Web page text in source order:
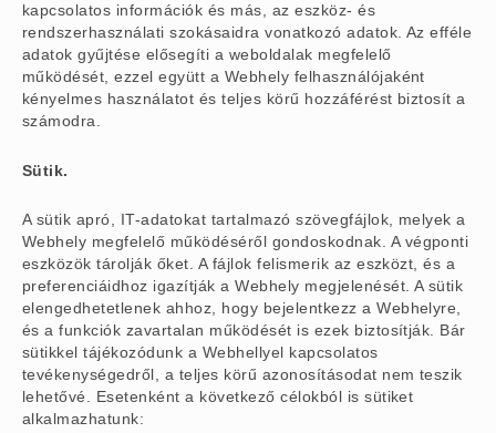
kapcsolatos információk és más, az eszköz- és
rendszerhasználati szokásaidra vonatkozó adatok. Az efféle
adatok gyűjtése elősegíti a weboldalak megfelelő
működését, ezzel együtt a Webhely felhasználójaként
kényelmes használatot és teljes körű hozzáférést biztosít a
számodra.
Sütik.
A sütik apró, IT-adatokat tartalmazó szövegfájlok, melyek a
Webhely megfelelő működéséről gondoskodnak. A végponti
eszközök tárolják őket. A fájlok felismerik az eszközt, és a
preferenciáidhoz igazítják a Webhely megjelenését. A sütik
elengedhetetlenek ahhoz, hogy bejelentkezz a Webhelyre,
és a funkciók zavartalan működését is ezek biztosítják. Bár
sütikkel tájékozódunk a Webhellyel kapcsolatos
tevékenységedről, a teljes körű azonosításodat nem teszik
lehetővé. Esetenként a következő célokból is sütiket
alkalmazhatunk: